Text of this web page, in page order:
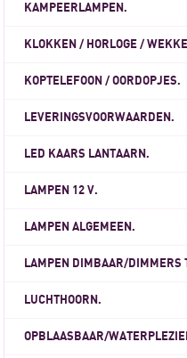
KAMPEERLAMPEN.
KLOKKEN / HORLOGE /
KOPTELEFOON / OORDOPJES.
LEVERINGSVOORWAARDEN.
LED KAARS LANTAARN.
LAMPEN 12 V.
LAMPEN ALGEMEEN.
LAMPEN DIMBAAR/DIMMERS
LUCHTHOORN.
OPBLAASBAAR/